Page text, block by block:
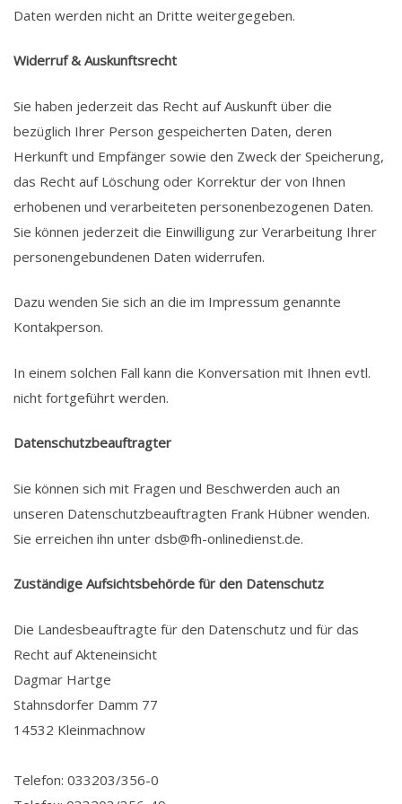
Daten werden nicht an Dritte weitergegeben.
Widerruf & Auskunftsrecht
Sie haben jederzeit das Recht auf Auskunft über die
bezüglich Ihrer Person gespeicherten Daten, deren
Herkunft und Empfänger sowie den Zweck der Speicherung,
das Recht auf Löschung oder Korrektur der von Ihnen
erhobenen und verarbeiteten personenbezogenen Daten.
Sie können jederzeit die Einwilligung zur Verarbeitung Ihrer
personengebundenen Daten widerrufen.
Dazu wenden Sie sich an die im Impressum genannte
Kontakperson.
In einem solchen Fall kann die Konversation mit Ihnen evtl.
nicht fortgeführt werden.
Datenschutzbeauftragter
Sie können sich mit Fragen und Beschwerden auch an
unseren Datenschutzbeauftragten Frank Hübner wenden.
Sie erreichen ihn unter dsb@fh-onlinedienst.de.
Zuständige Aufsichtsbehörde für den Datenschutz
Die Landesbeauftragte für den Datenschutz und für das
Recht auf Akteneinsicht
Dagmar Hartge
Stahnsdorfer Damm 77
14532 Kleinmachnow
Telefon: 033203/356-0